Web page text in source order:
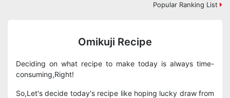
Popular Ranking List
Omikuji Recipe
Deciding on what recipe to make today is always time-
consuming,Right!
So,Let's decide today's recipe like hoping lucky draw from